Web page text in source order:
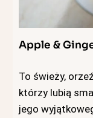
Apple &
To świeży,
którzy lubią
jego